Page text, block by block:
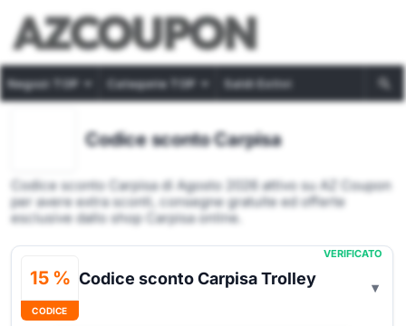
Negozi TOP Categorie TOP Saldi Estivi
Codice sconto Carpisa
Codice sconto Carpisa di Agosto 2026 attivo su AZ Coupon
per avere extra sconti, consegne gratuite ed offerte
esclusive dallo shop Carpisa online.
15 %
CODICE
VERIFICATO
Codice sconto Carpisa Trolley